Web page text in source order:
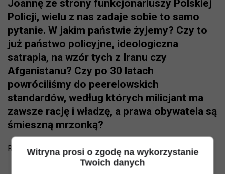
Joannę ze strony funkcjonariuszy Polskiej
Policji, wielu z nas zadaje sobie to samo
pytanie. W jakim państwie żyjemy? Czy to
już państwo policyjne, ideologiczna
satrapia, na wzór tych z Iranu czy
Afganistanu? Czy po 30 latach
powróciliśmy do peerelowskich
standardów, według których milicjant ma
zawsze rację i władzę, a prawa obywatela są
śmieszną mrzonką?
ReklamaWitryna prosi o zgodę na wykorzystanie
Twoich danych